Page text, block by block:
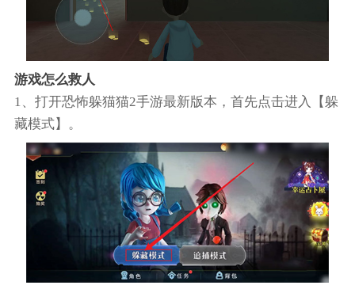
游戏怎么救人
1、打开恐怖躲猫猫2手游最新版本，首先点击进入【躲
藏模式】。